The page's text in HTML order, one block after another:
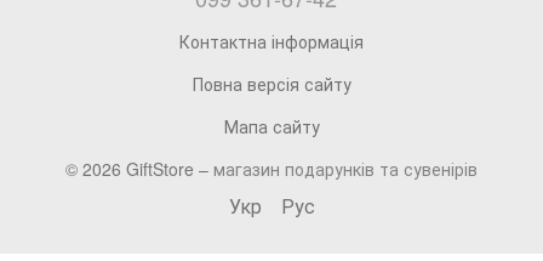
Контактна інформація
Повна версія сайту
Мапа сайту
© 2026 GiftStore – магазин подарунків та сувенірів
Укр Рус